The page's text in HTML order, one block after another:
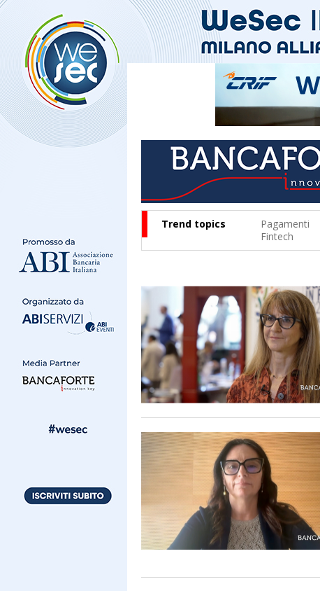
Trend topics Pagamenti
Fintech